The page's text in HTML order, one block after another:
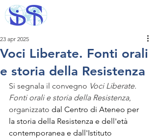
Voci Liberate. Fonti orali
e storia della Resistenza
23 apr 2025
Si segnala il convegno Voci Liberate.
Fonti orali e storia della Resistenza,
organizzato dal Centro di Ateneo per
la storia della Resistenza e dell'età
contemporanea e dall'Istituto